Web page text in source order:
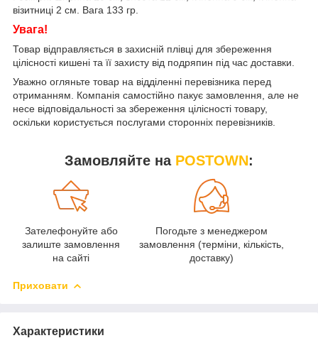
візитниці 2 см. Вага 133 гр.
Увага!
Товар відправляється в захисній плівці для збереження
цілісності кишені та її захисту від подряпин під час доставки.
Уважно огляньте товар на відділенні перевізника перед
отриманням. Компанія самостійно пакує замовлення, але не
несе відповідальності за збереження цілісності товару,
оскільки користується послугами сторонніх перевізників.
Замовляйте на POSTOWN:
Зателефонуйте або
залиште замовлення
на сайті
Погодьте з менеджером
замовлення (терміни, кількість,
доставку)
Приховати
Характеристики